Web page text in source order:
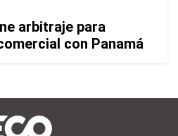
arbitraje para
con Panamá